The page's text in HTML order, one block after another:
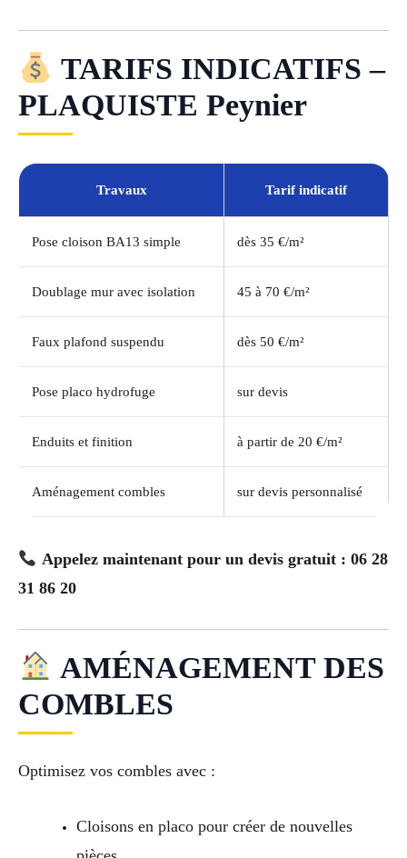
TARIFS INDICATIFS –
PLAQUISTE Peynier
Travaux Tarif indicatif
Pose cloison BA13 simple dès 35 €/m²
Doublage mur avec isolation 45 à 70 €/m²
Faux plafond suspendu dès 50 €/m²
Pose placo hydrofuge sur devis
Enduits et finition à partir de 20 €/m²
Aménagement combles sur devis personnalisé
Appelez maintenant pour un devis gratuit : 06 28
31 86 20
AMÉNAGEMENT DES
COMBLES
Optimisez vos combles avec :
Cloisons en placo pour créer de nouvelles